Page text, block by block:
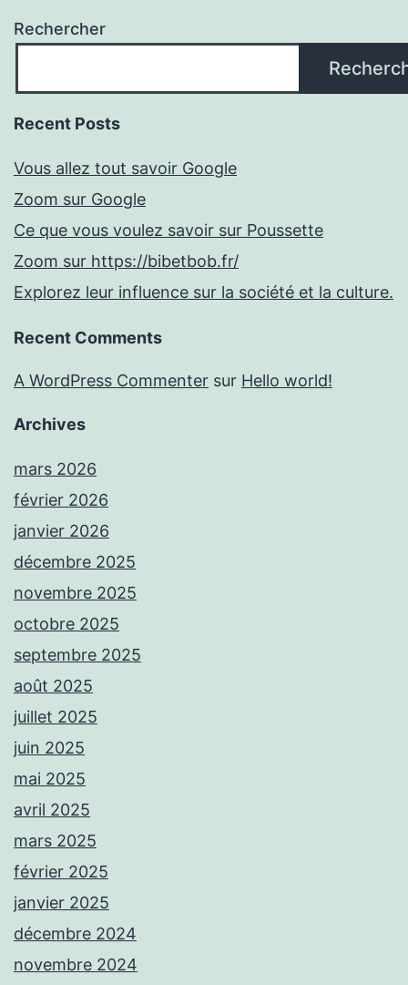
Rechercher
Recent Posts
Vous allez tout savoir Google
Zoom sur Google
Ce que vous voulez savoir sur Poussette
Zoom sur https://bibetbob.fr/
Explorez leur influence sur la société et la culture.
Recent Comments
A WordPress Commenter sur Hello world!
Archives
mars 2026
février 2026
janvier 2026
décembre 2025
novembre 2025
octobre 2025
septembre 2025
août 2025
juillet 2025
juin 2025
mai 2025
avril 2025
mars 2025
février 2025
janvier 2025
décembre 2024
novembre 2024